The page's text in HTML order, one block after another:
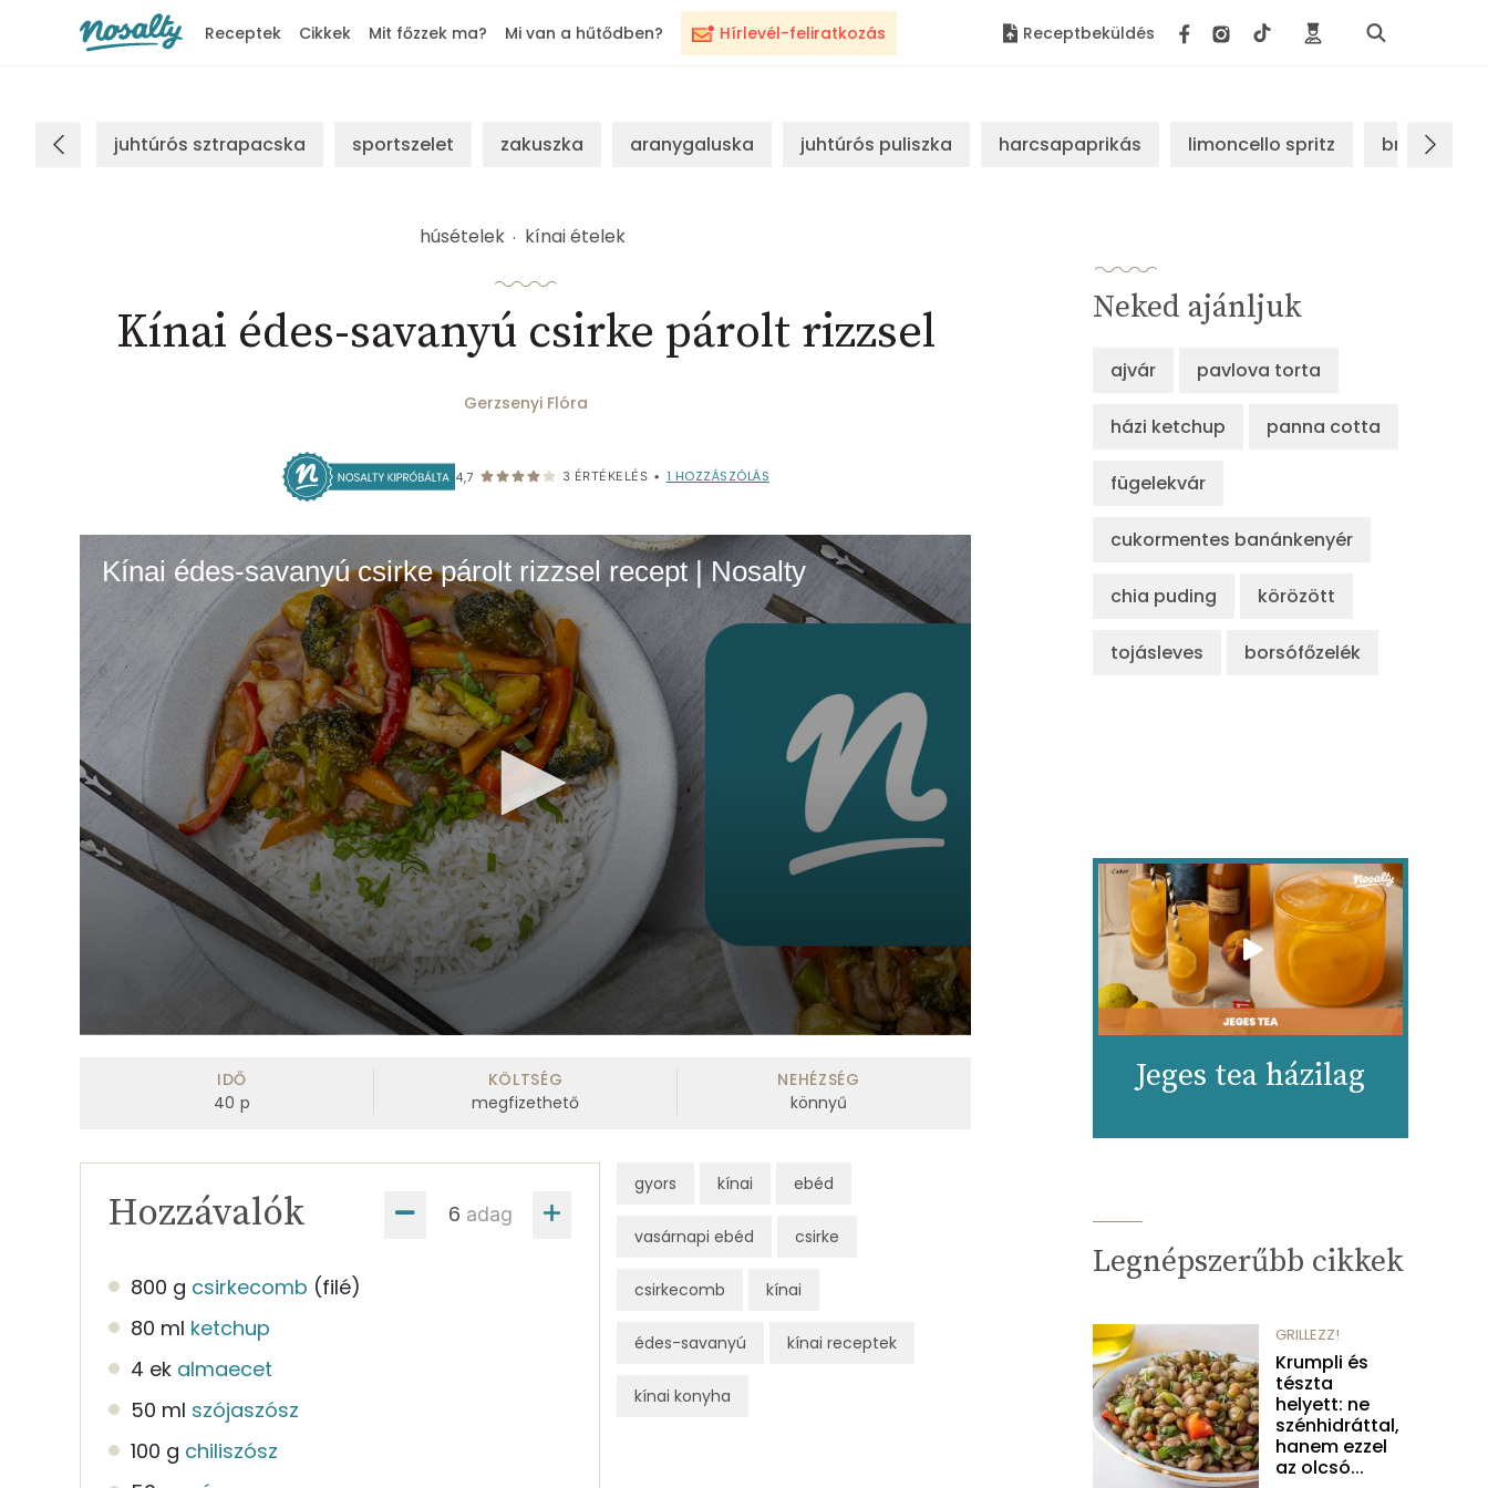
Hírlevél-feliratkozás
Receptek Cikkek Mit főzzek ma? Mi van a hűtődben? Receptbeküldés
juhtúrós sztrapacska sportszelet zakuszka aranygaluska juhtúrós puliszka harcsapaprikás limoncello spritz brassói
húsételek kínai ételek
Kínai édes-savanyú csirke párolt rizzsel
Gerzsenyi Flóra
4,7 3 ÉRTÉKELÉS • 1 HOZZÁSZÓLÁS
Kínai édes-savanyú csirke párolt rizzsel recept | Nosalty
0%
IDŐ
40 p
KÖLTSÉG
megfizethető
NEHÉZSÉG
könnyű
adag
Hozzávalók
800 g csirkecomb (filé)
80 ml ketchup
4 ek almaecet
50 ml szójaszósz
100 g chiliszósz
gyors kínai ebéd
vasárnapi ebéd csirke
csirkecomb kínai
édes-savanyú kínai receptek
kínai konyha
Neked ajánljuk
ajvár pavlova torta
házi ketchup panna cotta
fügelekvár
cukormentes banánkenyér
chia puding körözött
tojásleves borsófőzelék
Jeges tea házilag
Legnépszerűbb cikkek
GRILLEZZ!
Krumpli és
tészta
helyett: ne
szénhidráttal,
hanem ezzel
az olcsó...